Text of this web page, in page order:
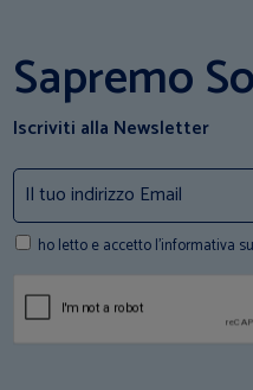
Sapremo
Iscriviti alla Newsletter
ho letto e accetto l'informativa